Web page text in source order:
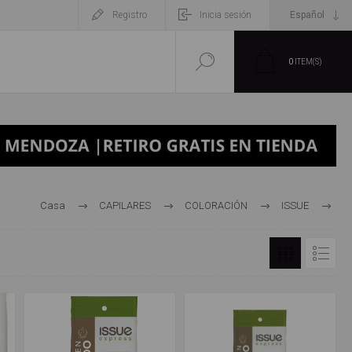
Registro Inicia sesión
0 ITEM(S)
Casa CAPILARES COLORACIÓN ISSUE